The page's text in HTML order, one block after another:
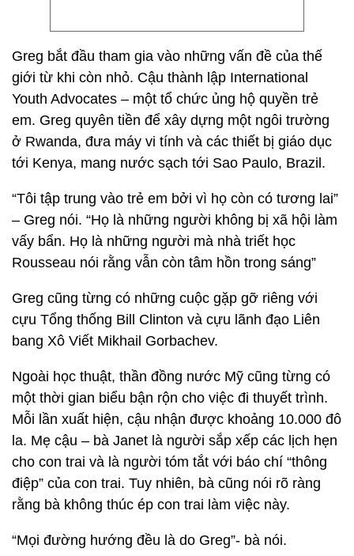
Greg bắt đầu tham gia vào những vấn đề của thế
giới từ khi còn nhỏ. Cậu thành lập International
Youth Advocates – một tổ chức ủng hộ quyền trẻ
em. Greg quyên tiền để xây dựng một ngôi trường
ở Rwanda, đưa máy vi tính và các thiết bị giáo dục
tới Kenya, mang nước sạch tới Sao Paulo, Brazil.
“Tôi tập trung vào trẻ em bởi vì họ còn có tương lai”
– Greg nói. “Họ là những người không bị xã hội làm
vấy bẩn. Họ là những người mà nhà triết học
Rousseau nói rằng vẫn còn tâm hồn trong sáng”
Greg cũng từng có những cuộc gặp gỡ riêng với
cựu Tổng thống Bill Clinton và cựu lãnh đạo Liên
bang Xô Viết Mikhail Gorbachev.
Ngoài học thuật, thần đồng nước Mỹ cũng từng có
một thời gian biểu bận rộn cho việc đi thuyết trình.
Mỗi lần xuất hiện, cậu nhận được khoảng 10.000 đô
la. Mẹ cậu – bà Janet là người sắp xếp các lịch hẹn
cho con trai và là người tóm tắt với báo chí “thông
điệp” của con trai. Tuy nhiên, bà cũng nói rõ ràng
rằng bà không thúc ép con trai làm việc này.
“Mọi đường hướng đều là do Greg”- bà nói.